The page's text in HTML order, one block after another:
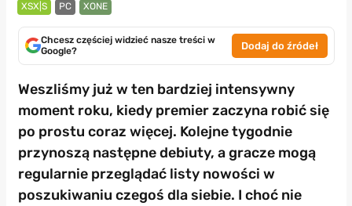
XSX|S PC XONE
Chcesz częściej widzieć nasze treści w
Google?
Dodaj do źródeł
Weszliśmy już w ten bardziej intensywny
moment roku, kiedy premier zaczyna robić się
po prostu coraz więcej. Kolejne tygodnie
przynoszą następne debiuty, a gracze mogą
regularnie przeglądać listy nowości w
poszukiwaniu czegoś dla siebie. I choć nie